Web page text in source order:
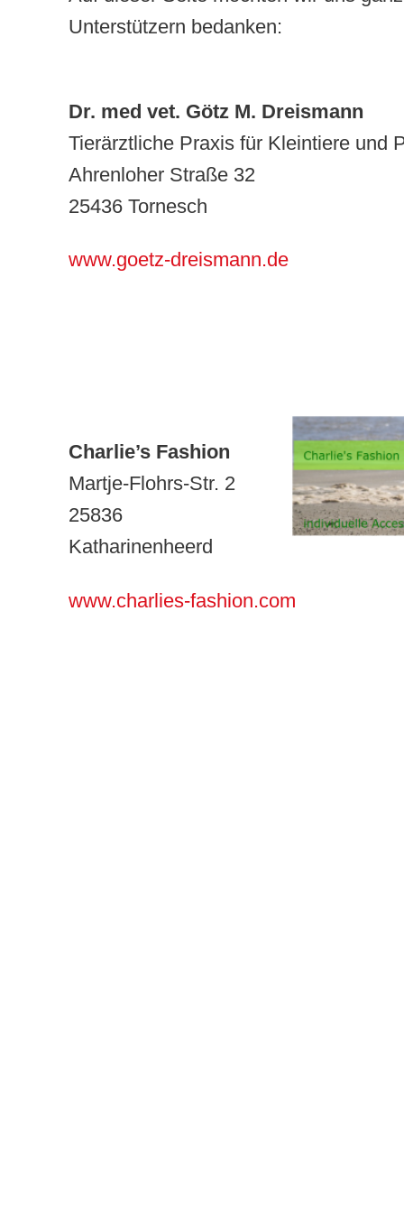
Unterstützern bedanken:
Dr. med vet. Götz M. Dreismann
Tierärztliche Praxis für Kleintiere und
Ahrenloher Straße 32
25436 Tornesch
www.goetz-dreismann.de
Charlie’s Fashion
Martje-Flohrs-Str. 2
25836
Katharinenheerd
www.charlies-fashion.com